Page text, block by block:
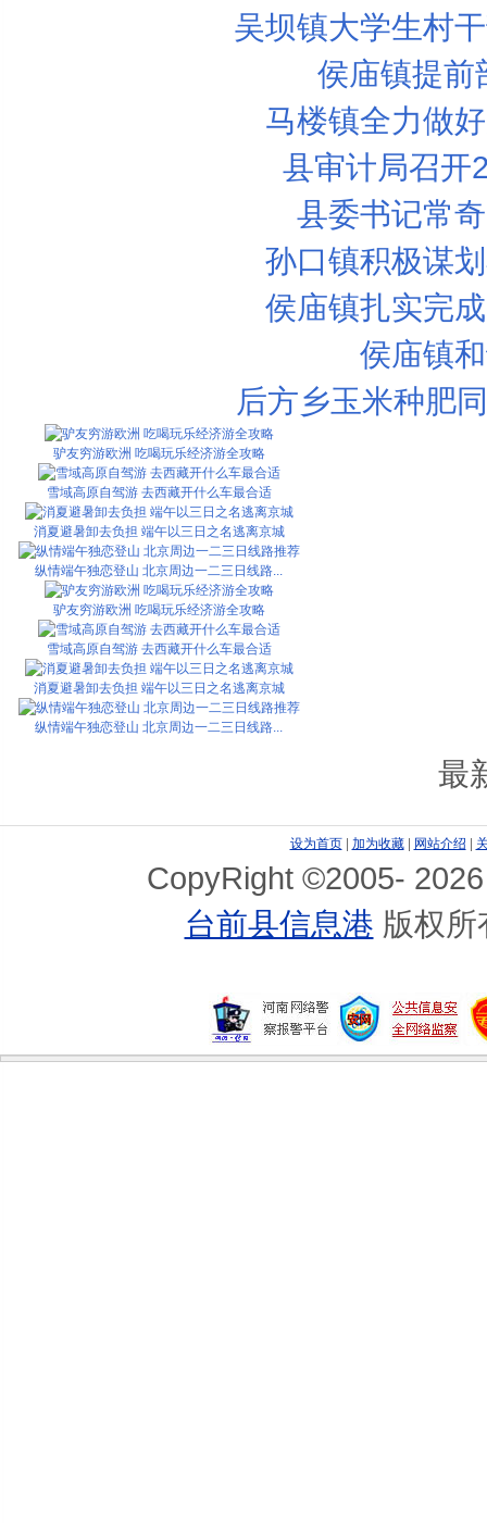
吴坝镇大学生村
侯庙镇提前
马楼镇全力做
县审计局召开
县委书记常
孙口镇积极谋
侯庙镇扎实完
侯庙镇
后方乡玉米种肥
驴友穷游欧洲 吃喝玩乐经济游全攻略
雪域高原自驾游 去西藏开什么车最合适
消夏避暑卸去负担 端午以三日之名逃离京城
纵情端午独恋登山 北京周边一二三日线路...
驴友穷游欧洲 吃喝玩乐经济游全攻略
雪域高原自驾游 去西藏开什么车最合适
消夏避暑卸去负担 端午以三日之名逃离京城
纵情端午独恋登山 北京周边一二三日线路...
最
设为首页| 加为收藏| 网站介绍 |
CopyRight ©2005-
台前县信息港 版权